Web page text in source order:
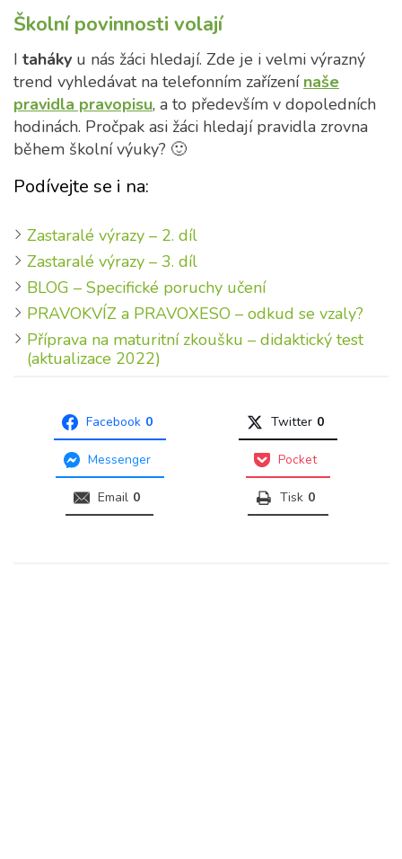
Školní povinnosti volají
I taháky u nás žáci hledají. Zde je i velmi výrazný
trend vyhledávat na telefonním zařízení naše
pravidla pravopisu, a to především v dopoledních
hodinách. Pročpak asi žáci hledají pravidla zrovna
během školní výuky? 🙂
Podívejte se i na:
Zastaralé výrazy – 2. díl
Zastaralé výrazy – 3. díl
BLOG – Specifické poruchy učení
PRAVOKVÍZ a PRAVOXESO – odkud se vzaly?
Příprava na maturitní zkoušku – didaktický test
(aktualizace 2022)
Facebook 0 Twitter 0
Messenger Pocket
Email 0 Tisk 0